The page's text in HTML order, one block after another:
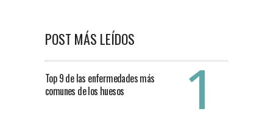
POST MÁS LEÍDOS
Top 9 de las enfermedades más
comunes de los huesos